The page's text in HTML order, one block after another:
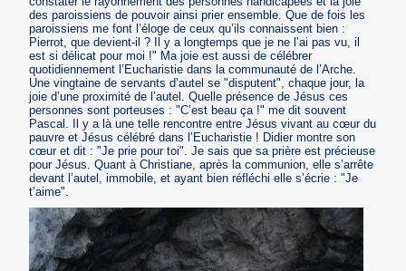
des paroissiens de pouvoir ainsi prier ensemble. Que de fois les
paroissiens me font l’éloge de ceux qu’ils connaissent bien :
Pierrot, que devient-il ? Il y a longtemps que je ne l’ai pas vu, il
est si délicat pour moi !" Ma joie est aussi de célébrer
quotidiennement l’Eucharistie dans la communauté de l’Arche.
Une vingtaine de servants d’autel se "disputent", chaque jour, la
joie d’une proximité de l’autel. Quelle présence de Jésus ces
personnes sont porteuses : "C’est beau ça !" me dit souvent
Pascal. Il y a là une telle rencontre entre Jésus vivant au cœur du
pauvre et Jésus célébré dans l’Eucharistie ! Didier montre son
cœur et dit : "Je prie pour toi". Je sais que sa prière est précieuse
pour Jésus. Quant à Christiane, après la communion, elle s’arrête
devant l’autel, immobile, et ayant bien réfléchi elle s’écrie : "Je
t’aime".